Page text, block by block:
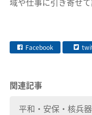
Facebook
関連記事
平和・安保・核兵器